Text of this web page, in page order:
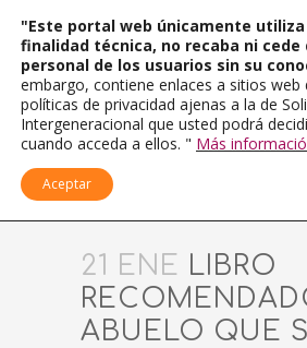
21 ENE LIBRO
ABUELO QUE
"Este portal web únicamente
finalidad técnica, no recaba ni
personal de los usuarios sin su
embargo, contiene enlaces a sitios web
políticas de privacidad ajenas a la de
Intergeneracional que usted podrá
cuando acceda a ellos. " Más
Aceptar